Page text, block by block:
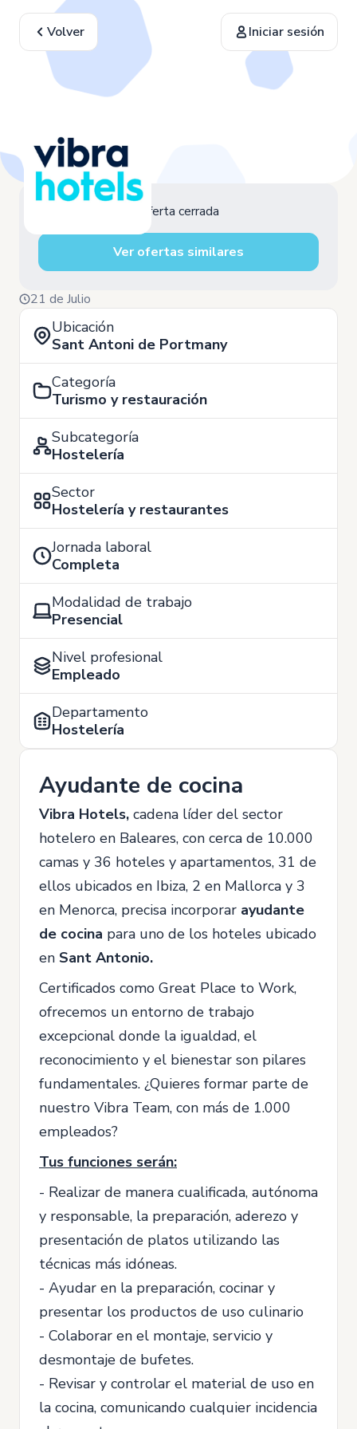
Volver Iniciar sesión
Oferta cerrada
Ver ofertas similares
21 de Julio
Ubicación
Sant Antoni de Portmany
Categoría
Turismo y restauración
Subcategoría
Hostelería
Sector
Hostelería y restaurantes
Jornada laboral
Completa
Modalidad de trabajo
Presencial
Nivel profesional
Empleado
Departamento
Hostelería
Ayudante de cocina
Vibra Hotels, cadena líder del sector
hotelero en Baleares, con cerca de 10.000
camas y 36 hoteles y apartamentos, 31 de
ellos ubicados en Ibiza, 2 en Mallorca y 3
en Menorca, precisa incorporar ayudante
de cocina para uno de los hoteles ubicado
en Sant Antonio.
Certificados como Great Place to Work,
ofrecemos un entorno de trabajo
excepcional donde la igualdad, el
reconocimiento y el bienestar son pilares
fundamentales. ¿Quieres formar parte de
nuestro Vibra Team, con más de 1.000
empleados?
Tus funciones serán:
- Realizar de manera cualificada, autónoma
y responsable, la preparación, aderezo y
presentación de platos utilizando las
técnicas más idóneas.
- Ayudar en la preparación, cocinar y
presentar los productos de uso culinario
- Colaborar en el montaje, servicio y
desmontaje de bufetes.
- Revisar y controlar el material de uso en
la cocina, comunicando cualquier incidencia